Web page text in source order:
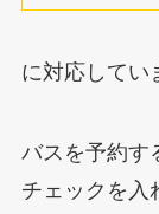
に対応してい
バスを予約す
チェックを入